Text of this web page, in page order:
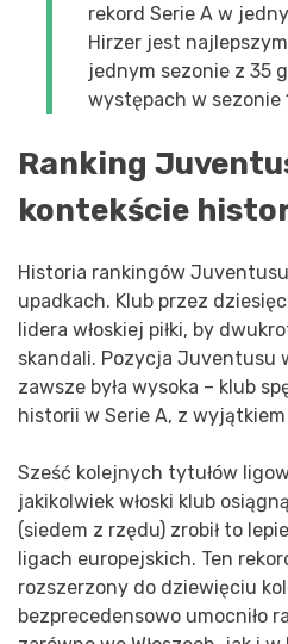
rekord Serie A w
Hirzer jest
jednym sezonie z 35
występach w sezonie
Ranking
kontekście
Historia rankingów
upadkach. Klub przez
lidera włoskiej piłki, by
skandali. Pozycja Juventusu
zawsze była wysoka – klub
historii w Serie A, z
Sześć kolejnych tytułów
jakikolwiek włoski klub
(siedem z rzędu) zrobił to
ligach europejskich. Ten
rozszerzony do dziewięciu
bezprecedensowo umocniło